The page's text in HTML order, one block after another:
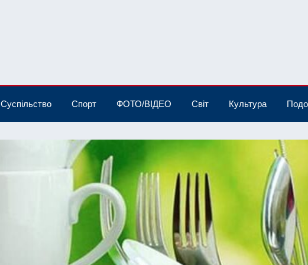
Суспільство Спорт ФОТО/ВІДЕО Світ Культура